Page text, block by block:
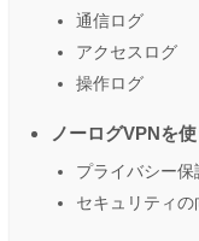
通信ログ
アクセスログ
操作ログ
ノーログVPNを
プライバシー保
セキュリティの